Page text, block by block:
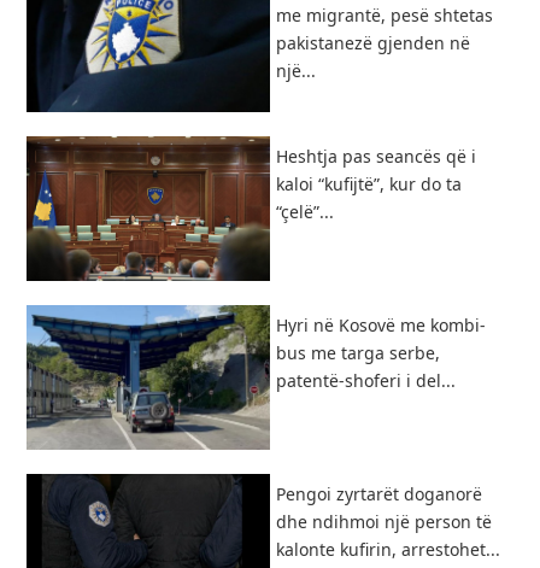
me migrantë, pesë shtetas
pakistanezë gjenden në
një...
Heshtja pas seancës që i
kaloi “kufijtë”, kur do ta
“çelë”...
Hyri në Kosovë me kombi-
bus me targa serbe,
patentë-shoferi i del...
Pengoi zyrtarët doganorë
dhe ndihmoi një person të
kalonte kufirin, arrestohet...